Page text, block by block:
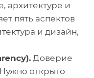
архитектуре и
пять аспектов
и дизайн,
Доверие
открыто